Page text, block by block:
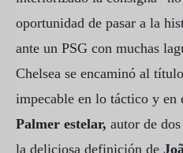
oportunidad de pasar a la
ante un PSG con muchas
Chelsea se encaminó al
impecable en lo táctico y en
Palmer estelar, autor de
la deliciosa definición de